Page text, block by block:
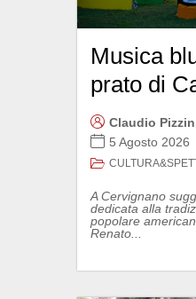
Musica
prato di
Claudio Pizzin
5 Agosto 2026
A Cervignano
dedicata alla
popolare
Renato...